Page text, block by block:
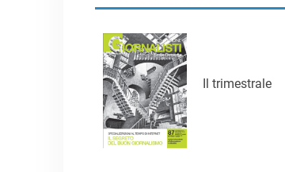
Il trimestrale